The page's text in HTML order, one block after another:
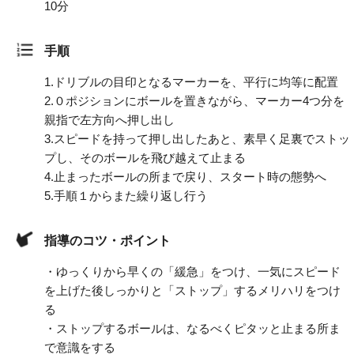
10分
手順
1. ドリブルの目印となるマーカーを、平行に均等に配置
2. ０ポジションにボールを置きながら、マーカー4つ分を
親指で左方向へ押し出し
3.スピードを持って押し出したあと、素早く足裏でストッ
プし、そのボールを飛び越えて止まる
4. 止まったボールの所まで戻り、スタート時の態勢へ
5.手順１からまた繰り返し行う
指導のコツ・ポイント
・ゆっくりから早くの「緩急」をつけ、一気にスピード
を上げた後しっかりと「ストップ」するメリハリをつけ
る
・ストップするボールは、なるべくピタッと止まる所ま
で意識をする